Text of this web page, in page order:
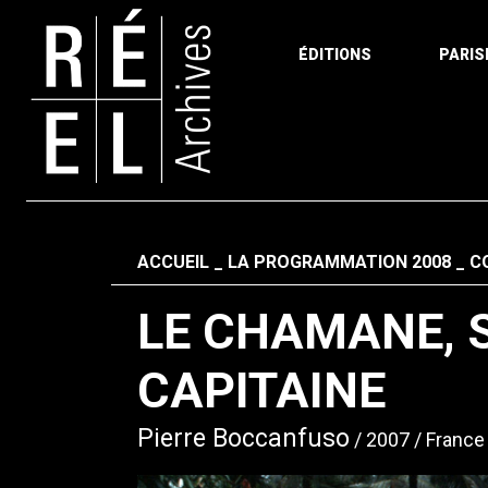
ÉDITIONS
Fil d'ariane
ACCUEIL LA PROGRAMMATION 2008
LE CHAMANE,
CAPITAINE
Pierre Boccanfuso 2007 France